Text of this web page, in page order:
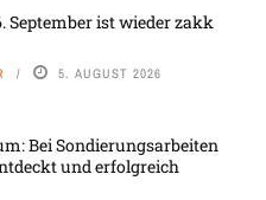
September ist wieder zakk
5. AUGUST 2026
Bei Sondierungsarbeiten
und erfolgreich